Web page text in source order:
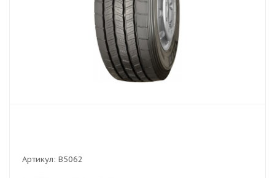
Артикул: В5062